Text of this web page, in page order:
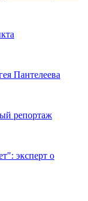
Пантелеева
репортаж
эксперт о